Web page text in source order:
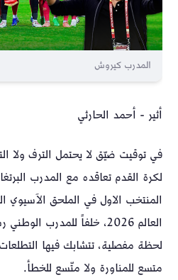
المدرب كيروش
أثير - أحمد الحارثي
في توقيت ضيّق لا يحتمل الترف ولا
لكرة القدم تعاقده مع المدرب
المنتخب الاول في الملحق الآسيوي
العالم 2026، خلفاً للمدرب
لحظة مفصلية، تتشابك فيها
متسع للمناورة ولا متّسع للخطأ.